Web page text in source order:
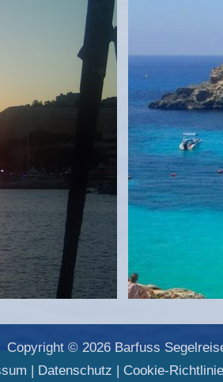
Copyright © 2026 Barfuss
| Datenschutz | Cookie-Richtlinie